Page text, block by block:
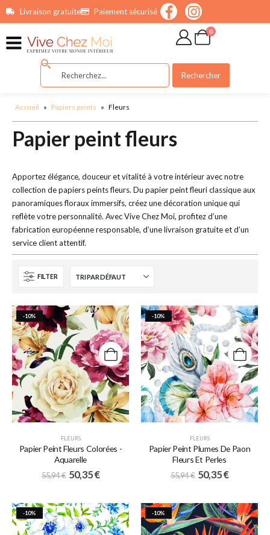
principalLivraison gratuite Paiement sécurisé
0
Rechercher
Accueil » Papiers peints » Fleurs
Papier peint fleurs
Apportez élégance, douceur et vitalité à votre intérieur avec notre
collection de papiers peints fleurs. Du papier peint fleuri classique aux
panoramiques floraux immersifs, créez une décoration unique qui
reflète votre personnalité. Avec Vive Chez Moi, profitez d’une
fabrication européenne responsable, d’une livraison gratuite et d’un
service client attentif.
FILTER
-10%
FLEURS
Papier Peint Fleurs Colorées -
Aquarelle
55,94€ 50,35€
-10%
FLEURS
Papier Peint Plumes De Paon
Fleurs Et Perles
55,94€ 50,35€
-10% -10%